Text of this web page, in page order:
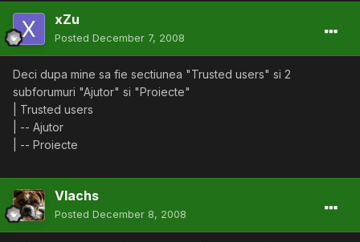
xZu
Posted December 7, 2008
Deci dupa mine sa fie sectiunea "Trusted users" si 2
subforumuri "Ajutor" si "Proiecte"
| Trusted users
| -- Ajutor
| -- Proiecte
Vlachs
Posted December 8, 2008